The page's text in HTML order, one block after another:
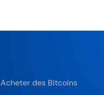
Acheter des Bitcoins